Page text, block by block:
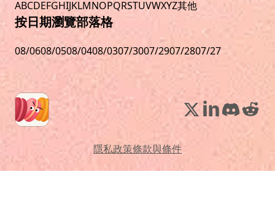
ABCDEFGHIJKLMNOPQRSTUVWXYZ其他
按日期瀏覽部落格
08/0608/0508/0408/0307/3007/2907/2807/27
隱私政策條款與條件